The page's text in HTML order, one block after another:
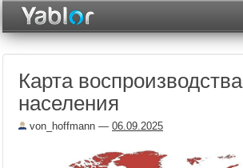
Неделя
Карта воспроизводства
населения
von_hoffmann — 06.09.2025